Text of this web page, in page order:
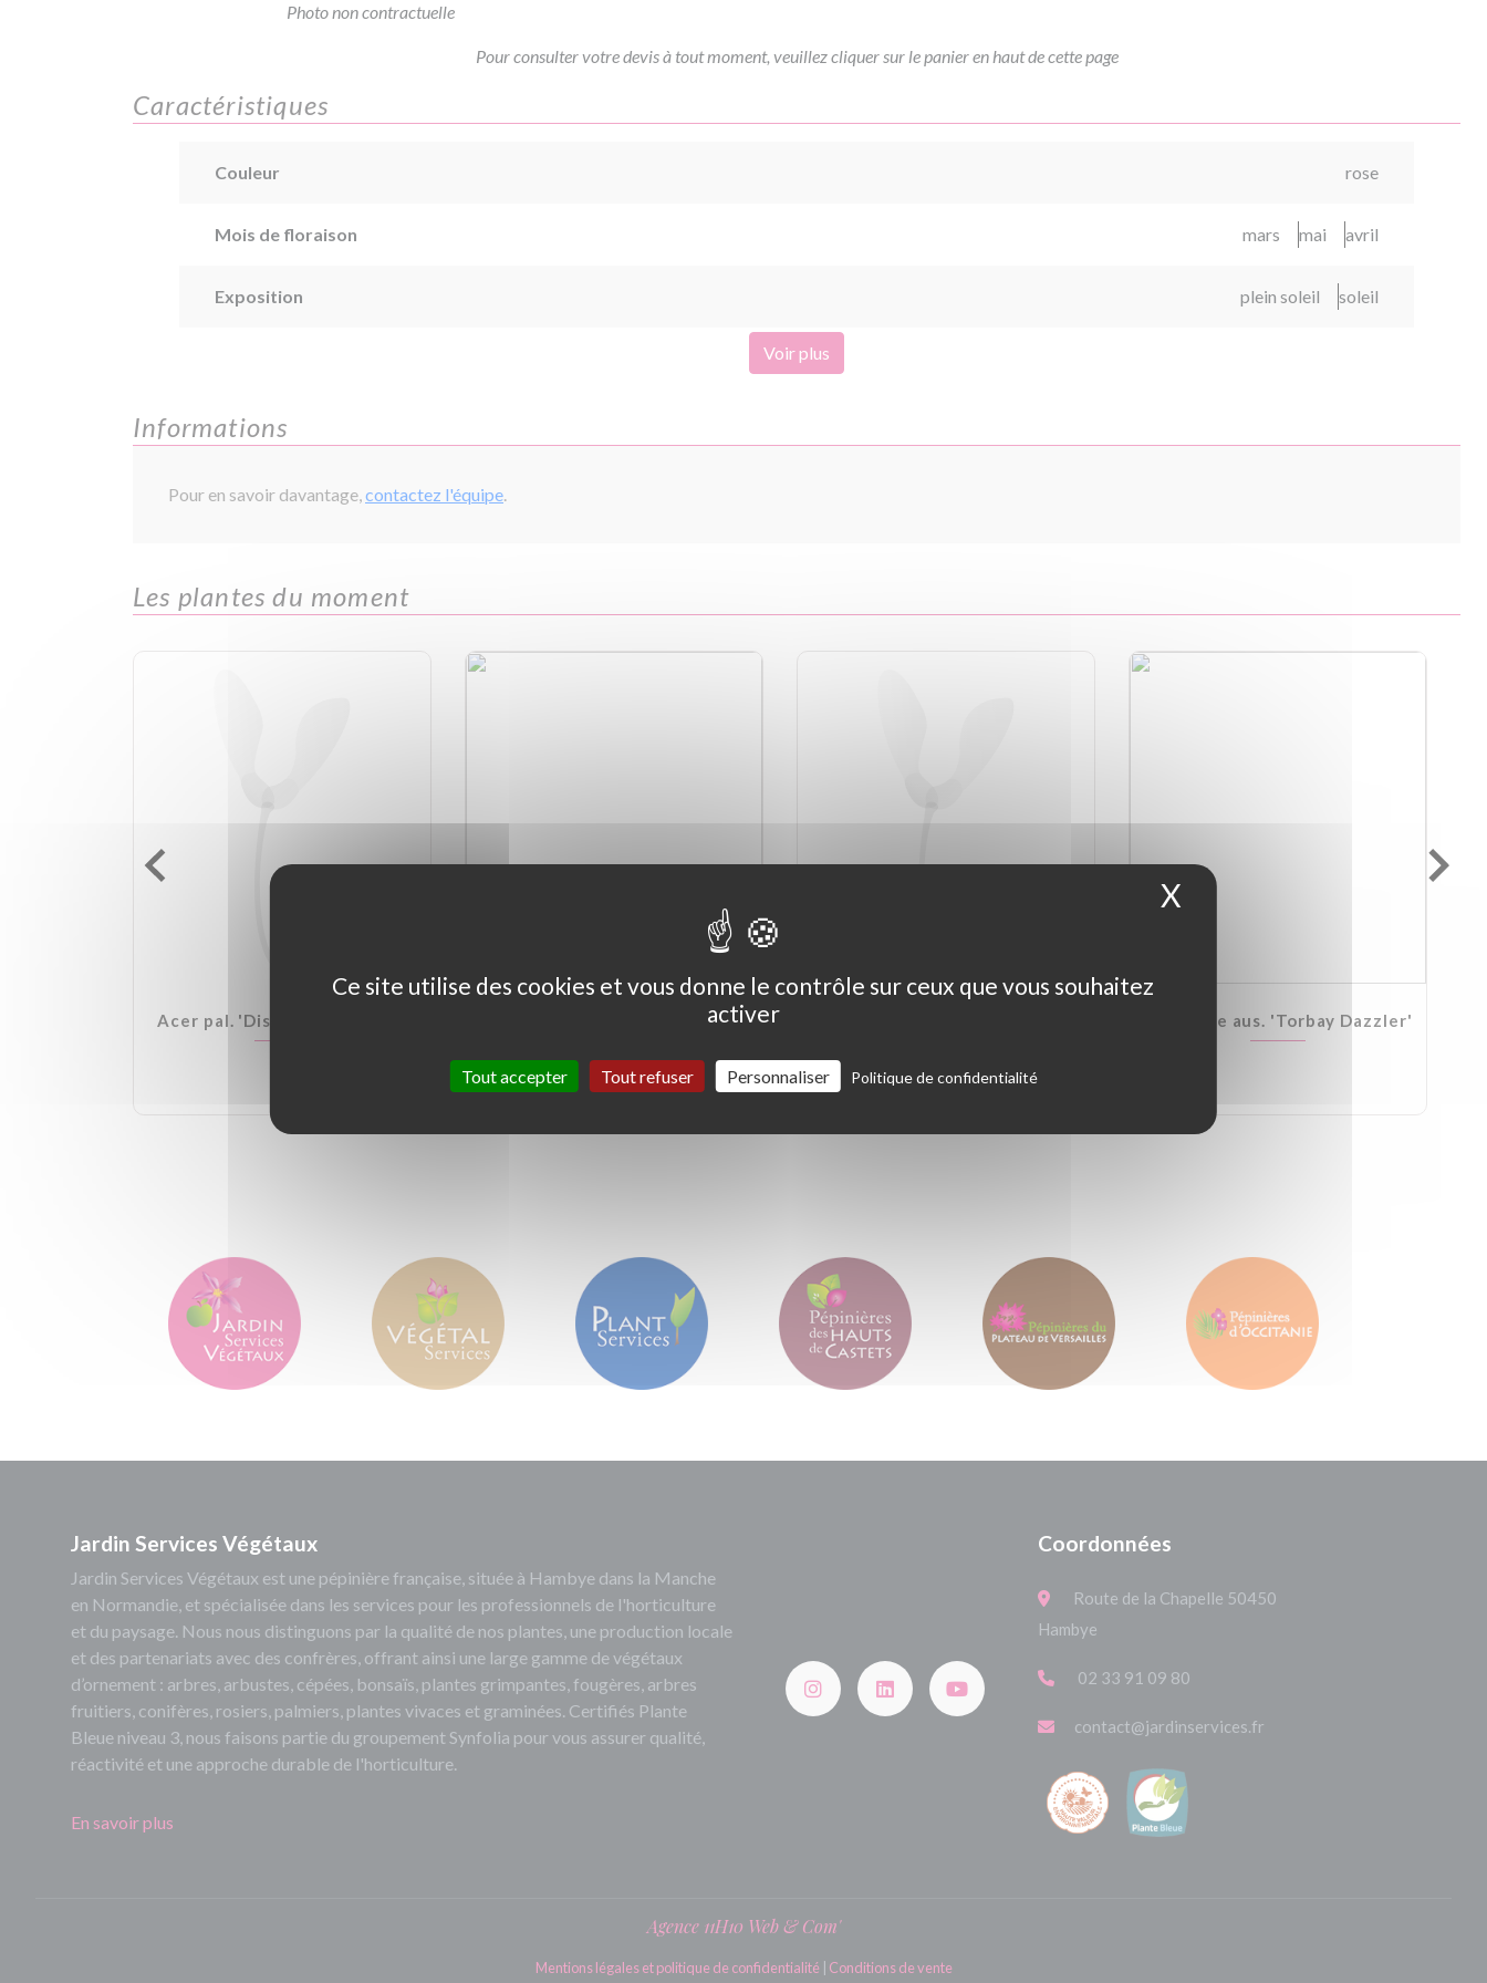
Photo non contractuelle
Pour consulter votre devis à tout moment, veuillez cliquer sur le panier en haut de cette page
Caractéristiques
Couleur rose
Mois de floraison mars mai avril
Exposition plein soleil soleil
Voir plus
Informations
Pour en savoir davantage,contactez l'équipe.
Les plantes du moment
Acer pal. 'Dissectum Garnet' Ceanothus thyrs. 'Skylark' Cordyline aus. 'Torbay Dazzler'
Jardin Services Végétaux
Jardin Services Végétaux est une pépinière française, située à Hambye dans la Manche
en Normandie, et spécialisée dans les services pour les professionnels de l'horticulture
et du paysage. Nous nous distinguons par la qualité de nos plantes, une production locale
et des partenariats avec des confrères, offrant ainsi une large gamme de végétaux
d’ornement : arbres, arbustes, cépées, bonsaïs, plantes grimpantes, fougères, arbres
fruitiers, conifères, rosiers, palmiers, plantes vivaces et graminées. Certifiés Plante
Bleue niveau 3, nous faisons partie du groupement Synfolia pour vous assurer qualité,
réactivité et une approche durable de l'horticulture.
En savoir plus
Coordonnées
Route de la Chapelle 50450
Hambye
02 33 91 09 80
contact@jardinservices.fr
Agence 11H10 Web & Com'
Mentions légales et politique de confidentialité Conditions de vente
Ce site utilise des cookies et vous donne le contrôle sur ceux que vous souhaitez
activer
Tout accepter Tout refuser Personnaliser Politique de confidentialité
X Masquer le bandeau